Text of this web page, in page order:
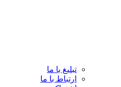
تبلیغ با ما
ارتباط با ما